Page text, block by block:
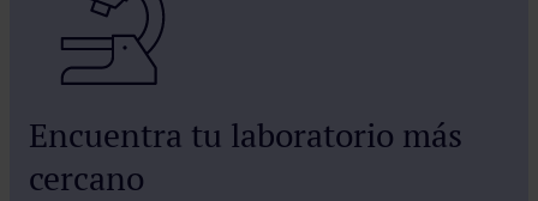
Encuentra tu laboratorio más
cercano